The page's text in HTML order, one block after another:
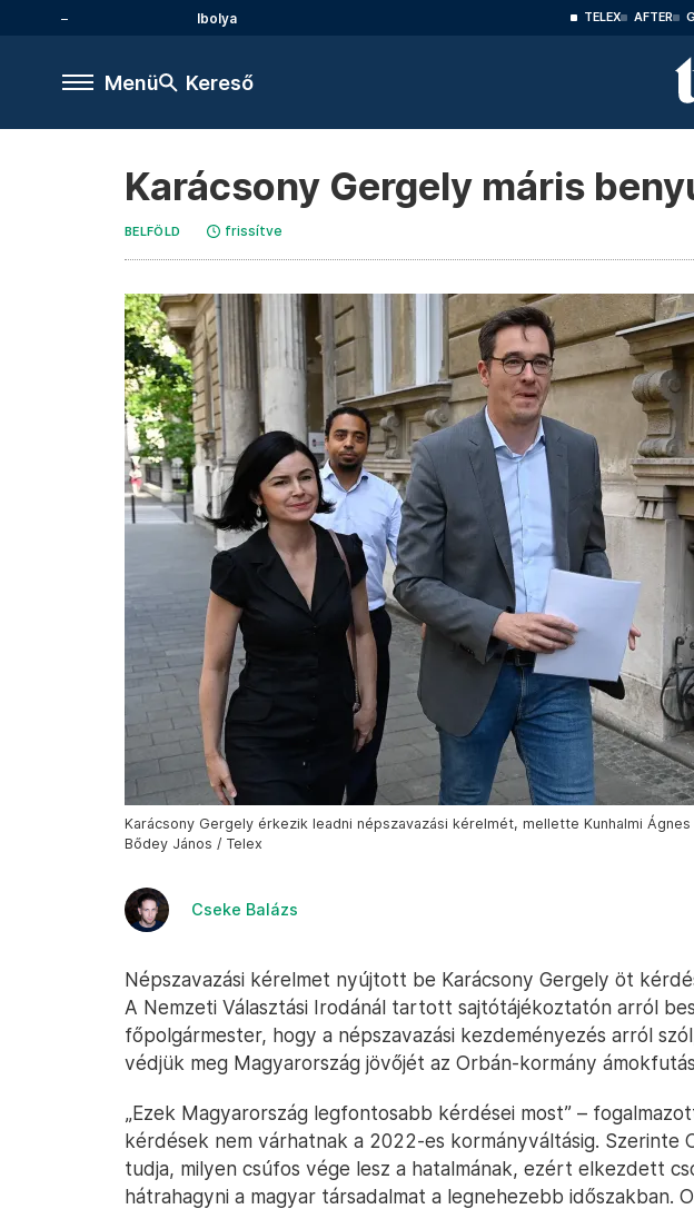
Ibolya TELEX AFTER
Menü Kereső
Karácsony Gergely máris
BELFÖLD frissítve
Karácsony Gergely érkezik leadni népszavazási kérelmét, mellette Kunhalmi
Bődey János / Telex
Cseke Balázs
Népszavazási kérelmet nyújtott be Karácsony Gergely öt
A Nemzeti Választási Irodánál tartott sajtótájékoztatón arról
főpolgármester, hogy a népszavazási kezdeményezés arról
védjük meg Magyarország jövőjét az Orbán-kormány
„Ezek Magyarország legfontosabb kérdései most” –
kérdések nem várhatnak a 2022-es kormányváltásig. Szerinte
tudja, milyen csúfos vége lesz a hatalmának, ezért elkezdett
hátrahagyni a magyar társadalmat a legnehezebb időszakban.